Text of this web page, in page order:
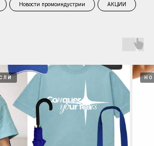
Новости промоиндустрии АКЦИИ